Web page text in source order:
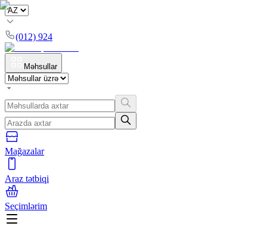
(012) 924
Məhsullar
Mağazalar
Araz tətbiqi
Seçimlərim